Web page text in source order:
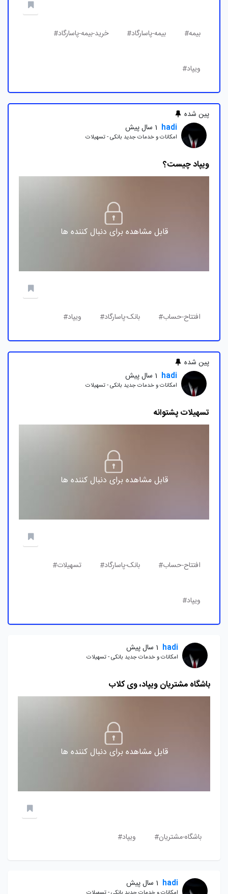
بیمه# بیمه-پاسارگاد# خرید-بیمه-پاسارگاد#
ویپاد#
پین شده
hadi 1 سال پیش
امکانات و خدمات جدید بانکی - تسهیلات
ویپاد چیست؟
قابل مشاهده برای دنبال کننده ها
افتتاح-حساب# بانک-پاسارگاد# ویپاد#
پین شده
hadi 1 سال پیش
امکانات و خدمات جدید بانکی - تسهیلات
تسهیلات پشتوانه
قابل مشاهده برای دنبال کننده ها
افتتاح-حساب# بانک-پاسارگاد# تسهیلات#
ویپاد#
hadi 1 سال پیش
امکانات و خدمات جدید بانکی - تسهیلات
باشگاه مشتریان ویپاد، وی کلاب
قابل مشاهده برای دنبال کننده ها
باشگاه-مشتریان# ویپاد#
hadi 1 سال پیش